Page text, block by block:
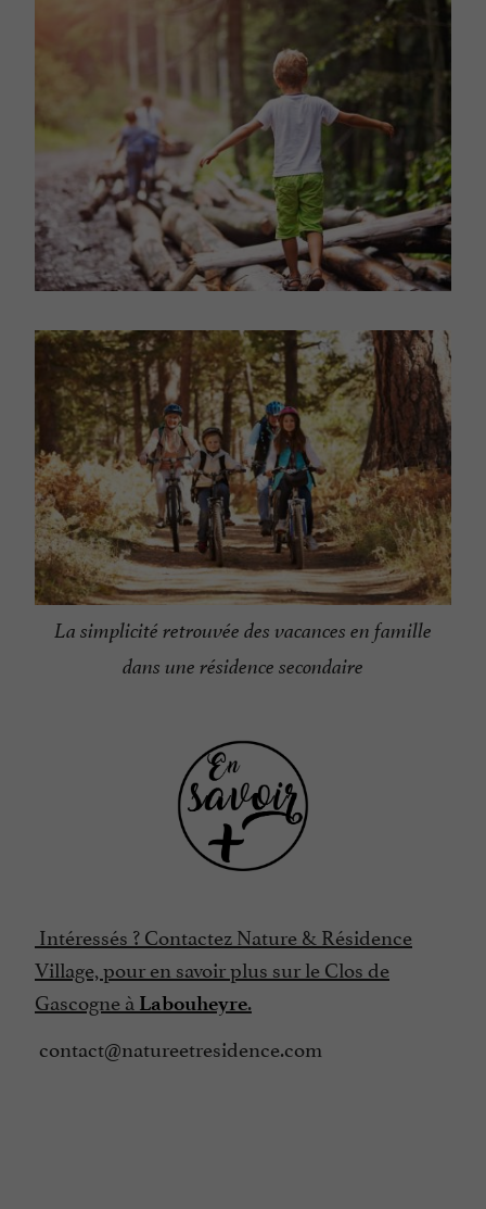
La simplicité retrouvée des vacances en famille
dans une résidence secondaire
Intéressés ? Contactez Nature & Résidence
Village, pour en savoir plus sur le Clos de
Gascogne à Labouheyre.
contact@natureetresidence.com